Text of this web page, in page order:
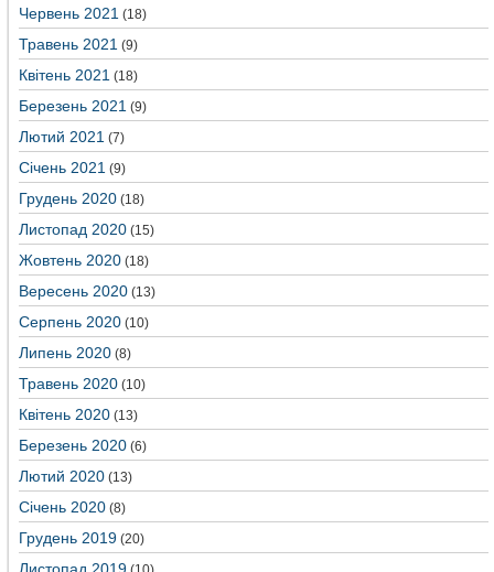
Червень 2021 (18)
Травень 2021 (9)
Квітень 2021 (18)
Березень 2021 (9)
Лютий 2021 (7)
Січень 2021 (9)
Грудень 2020 (18)
Листопад 2020 (15)
Жовтень 2020 (18)
Вересень 2020 (13)
Серпень 2020 (10)
Липень 2020 (8)
Травень 2020 (10)
Квітень 2020 (13)
Березень 2020 (6)
Лютий 2020 (13)
Січень 2020 (8)
Грудень 2019 (20)